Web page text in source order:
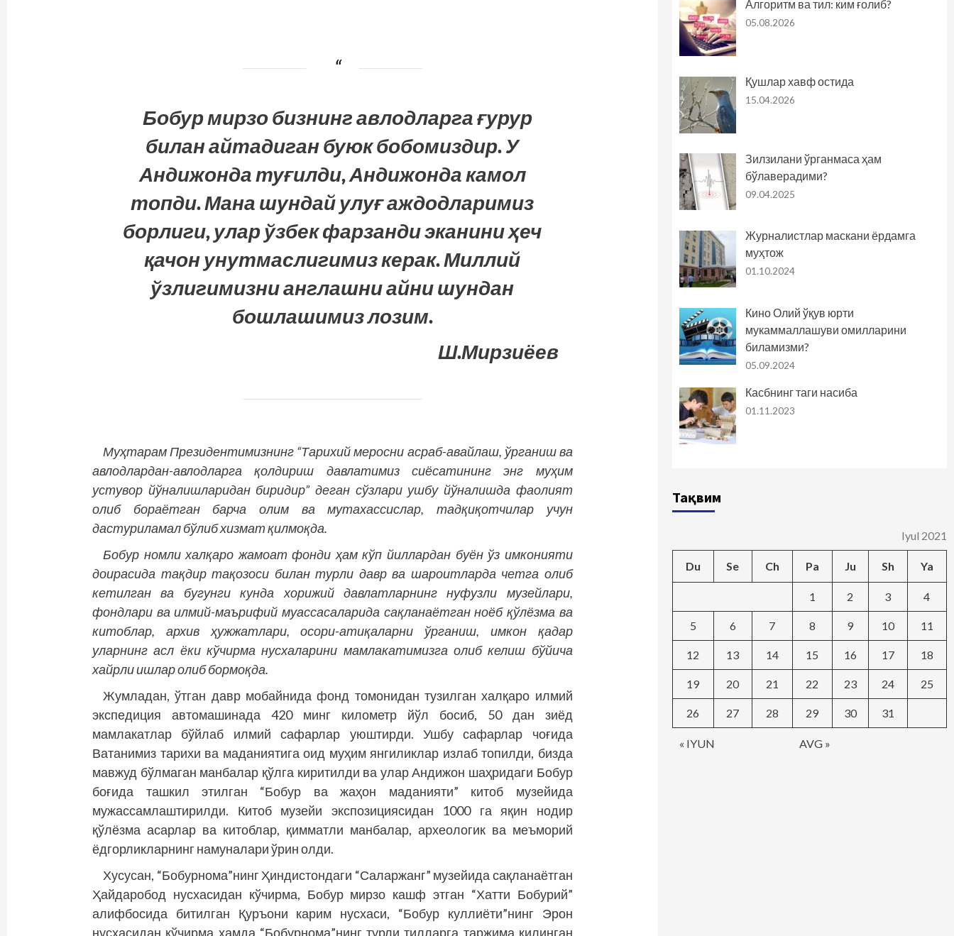
Бобур мирзо бизнинг авлодларга ғурур
билан айтадиган буюк бобомиздир. У
Андижонда туғилди, Андижонда камол
топди. Мана шундай улуғ аждодларимиз
борлиги, улар ўзбек фарзанди эканини ҳеч
қачон унутмаслигимиз керак. Миллий
ўзлигимизни англашни айни шундан
бошлашимиз лозим.
Ш.Мирзиёев
Муҳтарам Президентимизнинг “Тарихий меросни асраб-авайлаш, ўрганиш ва
авлодлардан-авлодларга қолдириш давлатимиз сиёсатининг энг муҳим
устувор йўналишларидан биридир” деган сўзлари ушбу йўналишда фаолият
олиб бораётган барча олим ва мутахассислар, тадқиқотчилар учун
дастуриламал бўлиб хизмат қилмоқда.
Бобур номли халқаро жамоат фонди ҳам кўп йиллардан буён ўз имконияти
доирасида тақдир тақозоси билан турли давр ва шароитларда четга олиб
кетилган ва бугунги кунда хорижий давлатларнинг нуфузли музейлари,
фондлари ва илмий-маърифий муассасаларида сақланаётган ноёб қўлёзма ва
китоблар, архив ҳужжатлари, осори-атиқаларни ўрганиш, имкон қадар
уларнинг асл ёки кўчирма нусхаларини мамлакатимизга олиб келиш бўйича
хайрли ишлар олиб бормоқда.
Жумладан, ўтган давр мобайнида фонд томонидан тузилган халқаро илмий
экспедиция автомашинада 420 минг километр йўл босиб, 50 дан зиёд
мамлакатлар бўйлаб илмий сафарлар уюштирди. Ушбу сафарлар чоғида
Ватанимиз тарихи ва маданиятига оид муҳим янгиликлар излаб топилди, бизда
мавжуд бўлмаган манбалар қўлга киритилди ва улар Андижон шаҳридаги Бобур
боғида ташкил этилган “Бобур ва жаҳон маданияти” китоб музейида
мужассамлаштирилди. Китоб музейи экспозициясидан 1000 га яқин нодир
қўлёзма асарлар ва китоблар, қимматли манбалар, археологик ва меъморий
ёдгорликларнинг намуналари ўрин олди.
Хусусан, “Бобурнома”нинг Ҳиндистондаги “Саларжанг” музейида сақланаётган
Ҳайдаробод нусхасидан кўчирма, Бобур мирзо кашф этган “Хатти Бобурий”
алифбосида битилган Қуръони карим нусхаси, “Бобур куллиёти”нинг Эрон
нусхасидан кўчирма ҳамда “Бобурнома”нинг турли тилларга таржима қилинган
Алгоритм ва тил: ким ғолиб?
05.08.2026
Қушлар хавф остида
15.04.2026
Зилзилани ўрганмаса ҳам
бўлаверадими?
09.04.2025
Журналистлар маскани ёрдамга
муҳтож
01.10.2024
Кино Олий ўқув юрти
мукаммаллашуви омилларини
биламизми?
05.09.2024
Касбнинг таги насиба
01.11.2023
Тақвим
Iyul 2021
Du Se Ch Pa Ju Sh Ya
« IYUN AVG »
1 2 3 4
5 6 7 8 9 10 11
12 13 14 15 16 17 18
19 20 21 22 23 24 25
26 27 28 29 30 31